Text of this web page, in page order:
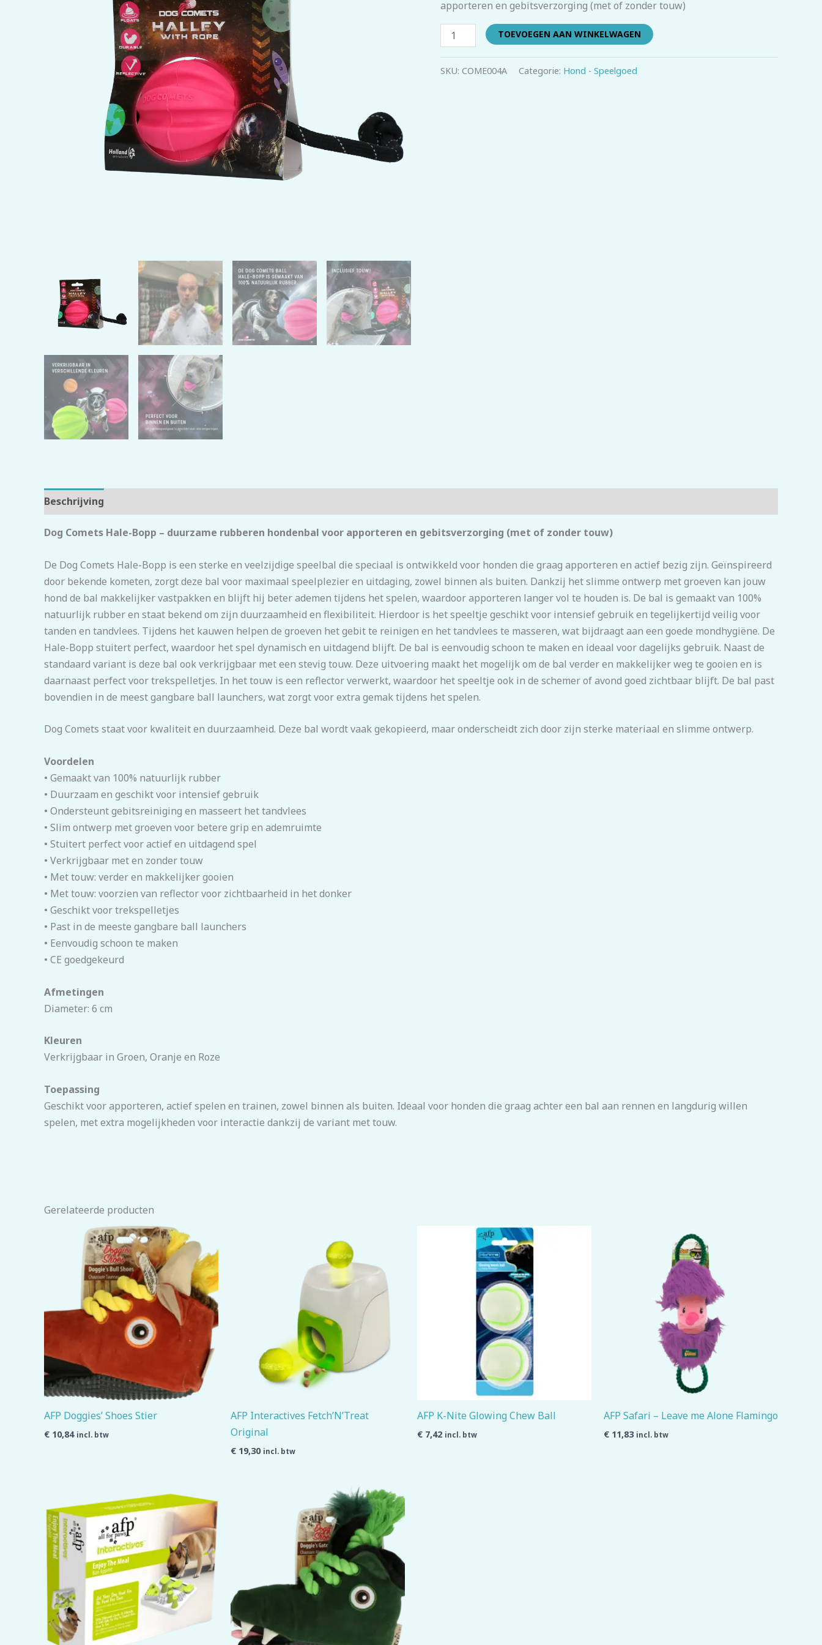
apporteren en gebitsverzorging (met of zonder touw)
TOEVOEGEN AAN WINKELWAGEN
SKU: COME004A Categorie: Hond - Speelgoed
Beschrijving
Dog Comets Hale-Bopp – duurzame rubberen hondenbal voor apporteren en gebitsverzorging (met of zonder touw)
De Dog Comets Hale-Bopp is een sterke en veelzijdige speelbal die speciaal is ontwikkeld voor honden die graag apporteren en actief bezig zijn. Geïnspireerd
door bekende kometen, zorgt deze bal voor maximaal speelplezier en uitdaging, zowel binnen als buiten. Dankzij het slimme ontwerp met groeven kan jouw
hond de bal makkelijker vastpakken en blijft hij beter ademen tijdens het spelen, waardoor apporteren langer vol te houden is. De bal is gemaakt van 100%
natuurlijk rubber en staat bekend om zijn duurzaamheid en flexibiliteit. Hierdoor is het speeltje geschikt voor intensief gebruik en tegelijkertijd veilig voor
tanden en tandvlees. Tijdens het kauwen helpen de groeven het gebit te reinigen en het tandvlees te masseren, wat bijdraagt aan een goede mondhygiëne. De
Hale-Bopp stuitert perfect, waardoor het spel dynamisch en uitdagend blijft. De bal is eenvoudig schoon te maken en ideaal voor dagelijks gebruik. Naast de
standaard variant is deze bal ook verkrijgbaar met een stevig touw. Deze uitvoering maakt het mogelijk om de bal verder en makkelijker weg te gooien en is
daarnaast perfect voor trekspelletjes. In het touw is een reflector verwerkt, waardoor het speeltje ook in de schemer of avond goed zichtbaar blijft. De bal past
bovendien in de meest gangbare ball launchers, wat zorgt voor extra gemak tijdens het spelen.
Dog Comets staat voor kwaliteit en duurzaamheid. Deze bal wordt vaak gekopieerd, maar onderscheidt zich door zijn sterke materiaal en slimme ontwerp.
Voordelen
• Gemaakt van 100% natuurlijk rubber
• Duurzaam en geschikt voor intensief gebruik
• Ondersteunt gebitsreiniging en masseert het tandvlees
• Slim ontwerp met groeven voor betere grip en ademruimte
• Stuitert perfect voor actief en uitdagend spel
• Verkrijgbaar met en zonder touw
• Met touw: verder en makkelijker gooien
• Met touw: voorzien van reflector voor zichtbaarheid in het donker
• Geschikt voor trekspelletjes
• Past in de meeste gangbare ball launchers
• Eenvoudig schoon te maken
• CE goedgekeurd
Afmetingen
Diameter: 6 cm
Kleuren
Verkrijgbaar in Groen, Oranje en Roze
Toepassing
Geschikt voor apporteren, actief spelen en trainen, zowel binnen als buiten. Ideaal voor honden die graag achter een bal aan rennen en langdurig willen
spelen, met extra mogelijkheden voor interactie dankzij de variant met touw.
Gerelateerde producten
AFP Doggies’ Shoes Stier
€ 10,84 incl. btw
AFP Interactives Fetch’N’Treat
Original
€ 19,30 incl. btw
AFP K-Nite Glowing Chew Ball
€ 7,42 incl. btw
AFP Safari – Leave me Alone Flamingo
€ 11,83 incl. btw